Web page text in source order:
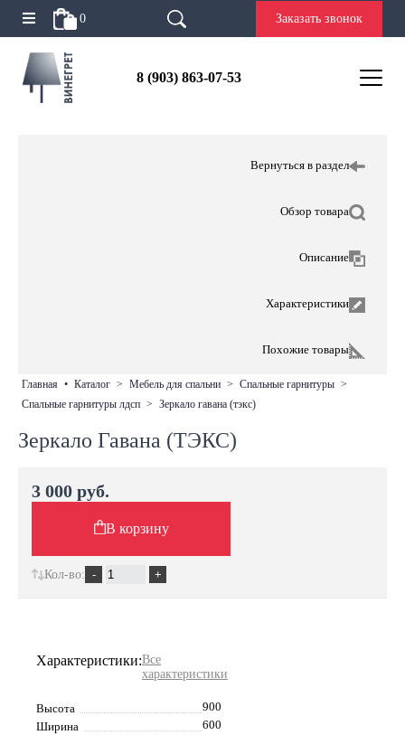
0 Заказать звонок
8 (903) 863-07-53
Вернуться в раздел
Обзор товара
Описание
Характеристики
Похожие товары
главная • каталог > мебель для спальни > спальные гарнитуры >
спальные гарнитуры лдсп > зеркало гавана (тэкс)
Зеркало Гавана (ТЭКС)
Характеристики:Все
характеристики
Высота
900
Ширина
600
3 000 руб.
В корзину
Кол-во: